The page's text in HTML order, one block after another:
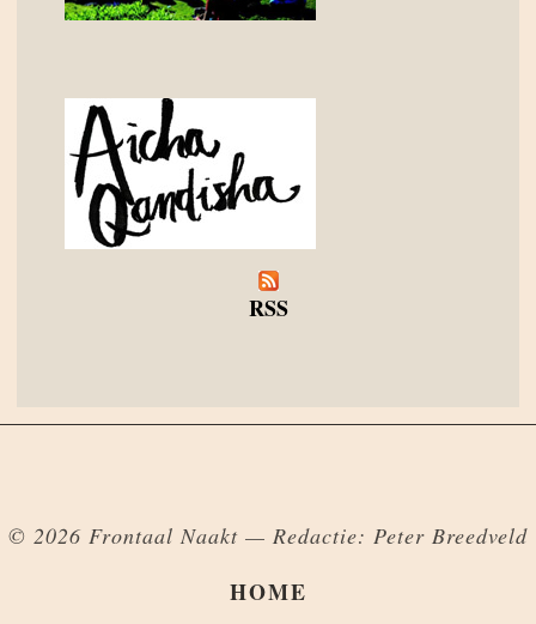
RSS
© 2026 Frontaal Naakt — Redactie: Peter Breedveld
HOME